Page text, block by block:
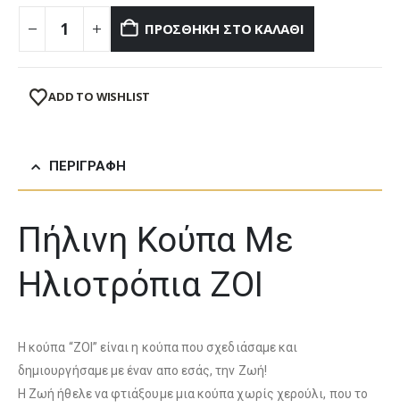
ΠΡΟΣΘΉΚΗ ΣΤΟ ΚΑΛΆΘΙ
ADD TO WISHLIST
ΠΕΡΙΓΡΑΦΉ
Πήλινη Κούπα Με
Ηλιοτρόπια ZOI
Η κούπα “ΖΟΙ” είναι η κούπα που σχεδιάσαμε και
δημιουργήσαμε με έναν απο εσάς, την Ζωή!
Η Ζωή ήθελε να φτιάξουμε μια κούπα χωρίς χερούλι, που το